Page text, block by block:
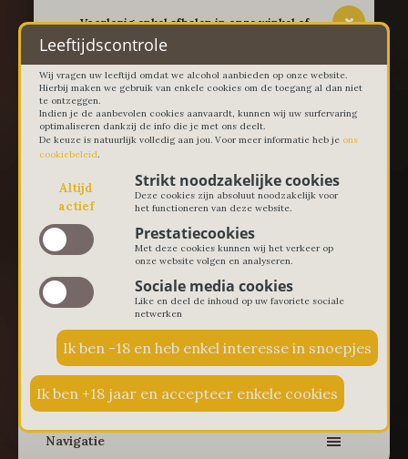
-- Voorlopig enkel afhalen in onze winkel of
thuislevering in Lievegem vanaf 100 euro --
0 € 0,00
Navigatie
Leeftijdscontrole
Wij vragen uw leeftijd omdat we alcohol aanbieden op onze website.
Hierbij maken we gebruik van enkele cookies om de toegang al dan niet
te ontzeggen.
Indien je de aanbevolen cookies aanvaardt, kunnen wij uw surfervaring
optimaliseren dankzij de info die je met ons deelt.
De keuze is natuurlijk volledig aan jou. Voor meer informatie heb je ons
cookiebeleid.
Altijd
actief
Strikt noodzakelijke cookies
Deze cookies zijn absoluut noodzakelijk voor
het functioneren van deze website.
Prestatiecookies
Met deze cookies kunnen wij het verkeer op
onze website volgen en analyseren.
Sociale media cookies
Like en deel de inhoud op uw favoriete sociale
netwerken